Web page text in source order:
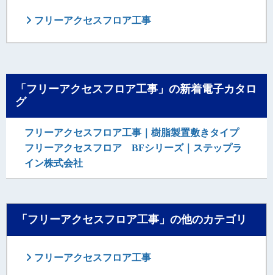
フリーアクセスフロア工事
「フリーアクセスフロア工事」の新着電子カタロ
グ
フリーアクセスフロア工事｜樹脂製置敷きタイプ
フリーアクセスフロア BFシリーズ｜ステップラ
イン株式会社
「フリーアクセスフロア工事」の他のカテゴリ
フリーアクセスフロア工事